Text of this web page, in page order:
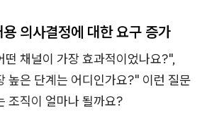
의사결정에 대한 요구 증가
떤 채널이 가장 효과적이었나요?",
높은 단계는 어디인가요?" 이런 질문
조직이 얼마나 될까요?